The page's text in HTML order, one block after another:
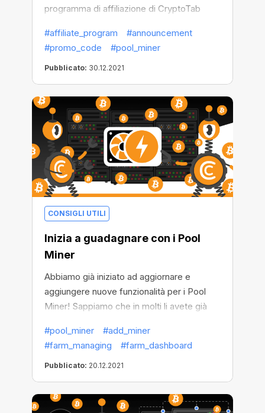
programma di affiliazione di CryptoTab
speciale con altri utenti e ottieni la
percentuale del loro profitto minerario.
Aumenta di livello i tuoi guadagni in un
lampo!
#affiliate_program
#announcement
#promo_code
#pool_miner
Pubblicato: 30.12.2021
CONSIGLI UTILI
Inizia a guadagnare con i Pool
Miner
Abbiamo già iniziato ad aggiornare e
aggiungere nuove funzionalità per i Pool
Miner! Sappiamo che in molti li avete già
anche molte domande. Per questo motivo,
scopriamo di più cosa sono i Pool Miner e
come iniziare ad usarli per guadagnare fin
dall'inizio
#pool_miner
#add_miner
#farm_managing
#farm_dashboard
Pubblicato: 20.12.2021